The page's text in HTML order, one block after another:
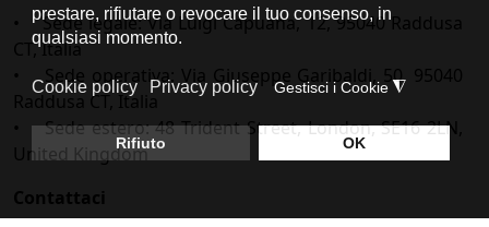
• Sede legale: Via Luigi Capuana, 12, 95040 Raddusa
CT, Italia
• Sede operativa: Via Giuseppe Garibaldi, 50, 95040
Raddusa CT, Italia
• Sede estero: 48 Trident Street, London, SE16 2LN,
United Kingdom
Contattaci